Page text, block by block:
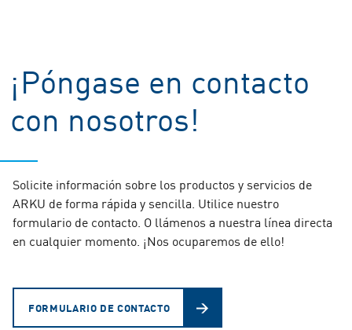
¡Póngase en contacto
con nosotros!
Solicite información sobre los productos y servicios de
ARKU de forma rápida y sencilla. Utilice nuestro
formulario de contacto. O llámenos a nuestra línea directa
en cualquier momento. ¡Nos ocuparemos de ello!
FORMULARIO DE CONTACTO